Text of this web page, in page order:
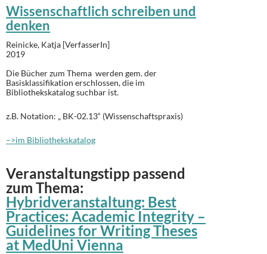
Wissenschaftlich schreiben und
denken
Reinicke, Katja [VerfasserIn]
2019
Die Bücher zum Thema werden gem. der
Basisklassifikation erschlossen, die im
Bibliothekskatalog suchbar ist.
z.B. Notation: „ BK-02.13“ (Wissenschaftspraxis)
–>im Bibliothekskatalog
Veranstaltungstipp passend
zum Thema:
Hybridveranstaltung: Best
Practices: Academic Integrity –
Guidelines for Writing Theses
at MedUni Vienna